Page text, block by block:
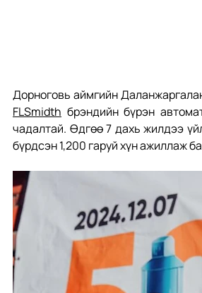
FLSmidth брэндийн бүрэн
чадалтай. Өдгөө 7 дахь жилдээ
бүрдсэн 1,200 гаруй хүн ажиллаж